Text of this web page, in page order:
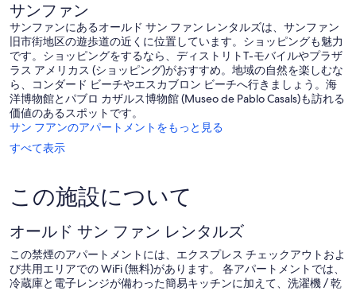
コ
ミ
17
件
件
の
口
コ
ミ
コ
ミ
6
件
件
の
サンファン
サンファンにあるオールド サン ファン レンタルズは、サンファン
旧市街地区の遊歩道の近くに位置しています。ショッピングも魅力
です。ショッピングをするなら、ディストリトT-モバイルやプラザ
ラス アメリカス (ショッピング)がおすすめ。地域の自然を楽しむな
ら、コンダード ビーチやエスカブロン ビーチへ行きましょう。海
洋博物館とパブロ カザルス博物館 (Museo de Pablo Casals)も訪れる
価値のあるスポットです。
サン フアンのアパートメントをもっと見る
すべて表示
この施設について
オールド サン ファン レンタルズ
この禁煙のアパートメントには、エクスプレス チェックアウトおよ
び共用エリアでの WiFi (無料)があります。 各アパートメントでは、
冷蔵庫と電子レンジが備わった簡易キッチンに加えて、洗濯機 / 乾